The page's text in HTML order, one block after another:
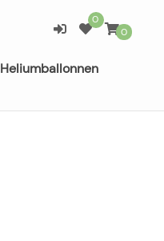
0
0
Heliumballonnen